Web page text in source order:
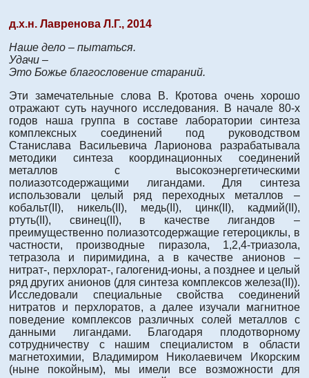
д.х.н. Лавренова Л.Г., 2014
Наше дело – пытаться.
Удачи –
Это Божье благословение стараний.
Эти замечательные слова В. Кротова очень хорошо
отражают суть научного исследования. В начале 80-х
годов наша группа в составе лаборатории синтеза
комплексных соединений под руководством
Станислава Васильевича Ларионова разрабатывала
методики синтеза координационных соединений
металлов с высокоэнергетическими
полиазотсодержащими лигандами. Для синтеза
использовали целый ряд переходных металлов –
кобальт(II), никель(II), медь(II), цинк(II), кадмий(II),
ртуть(II), свинец(II), в качестве лигандов –
преимущественно полиазотсодержащие гетероциклы, в
частности, производные пиразола, 1,2,4-триазола,
тетразола и пиримидина, а в качестве анионов –
нитрат-, перхлорат-, галогенид-ионы, а позднее и целый
ряд других анионов (для синтеза комплексов железа(II)).
Исследовали специальные свойства соединений
нитратов и перхлоратов, а далее изучали магнитное
поведение комплексов различных солей металлов с
данными лигандами. Благодаря плодотворному
сотрудничеству с нашим специалистом в области
магнетохимии, Владимиром Николаевичем Икорским
(ныне покойным), мы имели все возможности для